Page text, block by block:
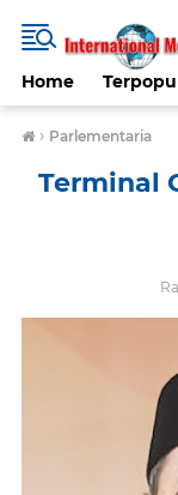
Home
› Parlementaria
Terminal